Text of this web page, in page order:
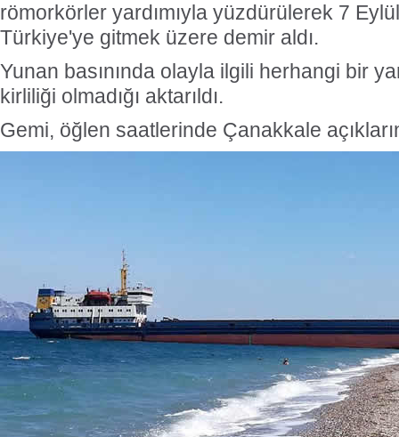
römorkörler yardımıyla yüzdürülerek 7
Türkiye'ye gitmek üzere demir aldı.
Yunan basınında olayla ilgili herhangi bir
kirliliği olmadığı aktarıldı.
Gemi, öğlen saatlerinde Çanakkale